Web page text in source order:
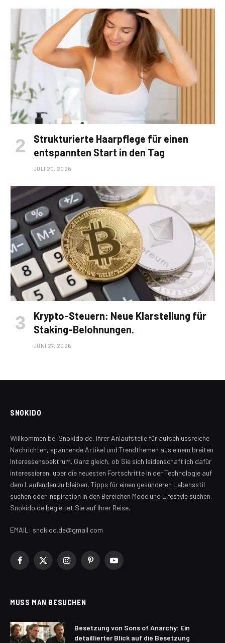
Strukturierte Haarpflege für einen
entspannten Start in den Tag
JULI 20, 2026
Krypto-Steuern: Neue Klarstellung für
Staking-Belohnungen.
JUNI 27, 2026
SNOKIDO
Willkommen bei Snokido.de, Ihrer Anlaufstelle für aufschlussreiche
Nachrichten, spannende Artikel und Trendthemen aus einem breiten
Interessenspektrum. Ganz gleich, ob Sie sich leidenschaftlich dafür
interessieren, über die neuesten Fortschritte in der Technologie auf
dem Laufenden zu bleiben, Tipps für einen gesünderen Lebensstil
suchen oder Inspiration in den Bereichen Mode und Lifestyle suchen,
Snokido.de begleitet Sie auf Ihrer Reise.
EMAIL: snokido.de@gmail.com
Facebook
X
InstagramPinterestYouTube
MUSS MAN BESUCHEN
Besetzung von Sons of Anarchy: Ein
detaillierter Blick auf die Besetzung